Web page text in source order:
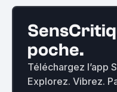
poche.
Téléchargez l’app
Explorez. Vibrez.